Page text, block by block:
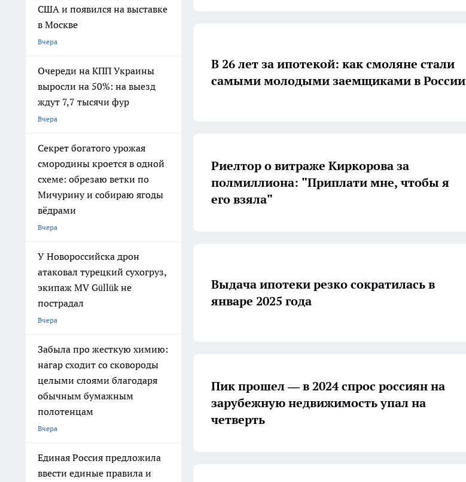
США и появился на выставке
в Москве
Вчера
Очереди на КПП Украины
выросли на 50%: на выезд
ждут 7,7 тысячи фур
Вчера
Секрет богатого урожая
смородины кроется в одной
схеме: обрезаю ветки по
Мичурину и собираю ягоды
вёдрами
Вчера
У Новороссийска дрон
атаковал турецкий сухогруз,
экипаж MV Güllük не
пострадал
Вчера
Забыла про жесткую химию:
нагар сходит со сковороды
целыми слоями благодаря
обычным бумажным
полотенцам
Вчера
Единая Россия предложила
ввести единые правила и
В 26 лет за ипотекой: как смоляне стали
самыми молодыми заемщиками в России
Риелтор о витраже Киркорова за
полмиллиона: "Приплати мне, чтобы я
его взяла"
Выдача ипотеки резко сократилась в
январе 2025 года
Пик прошел — в 2024 спрос россиян на
зарубежную недвижимость упал на
четверть